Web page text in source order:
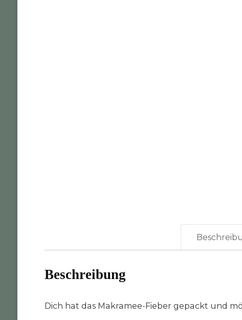
Beschreibung
Dich hat das Makramee-Fieber gepackt und